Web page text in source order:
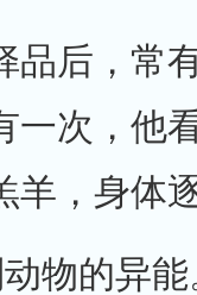
后，常有
一次，他
羊，身体
物的异能